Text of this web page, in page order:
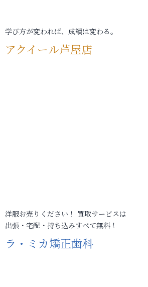
学び方が変われば、成績は変わる。
アクイール芦屋店
洋服お売りください！ 買取サービスは
出張・宅配・持ち込みすべて無料！
ラ・ミカ矯正歯科